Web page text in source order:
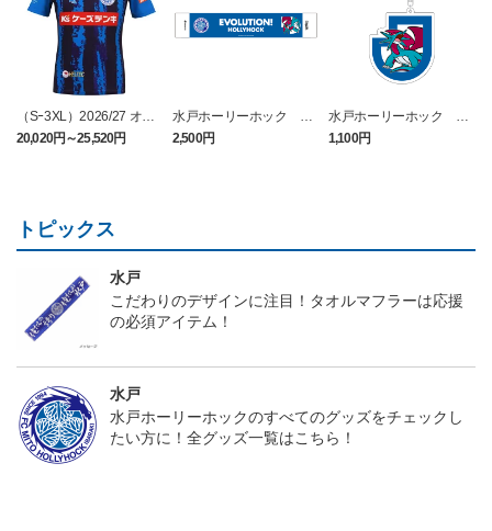
（Sｰ3XL）2026/27 オー
センティックユニフォー
ム FP 1st
20,020円～25,520円
水戸ホーリーホック ボ
ーマンダ タオルマフラー
2,500円
水戸ホーリーホック ボ
ーマンダ キーホルダー
1,100円
トピックス
水戸
こだわりのデザインに注目！タオルマフラーは応援
の必須アイテム！
水戸
水戸ホーリーホックのすべてのグッズをチェックし
たい方に！全グッズ一覧はこちら！